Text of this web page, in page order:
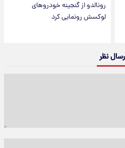
رونالدو از گنجینه خودروهای
لوکسش رونمایی کرد
نظر